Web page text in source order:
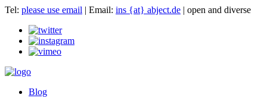
Tel: please use email | Email: ins {at} abject.de | open and diverse
Blog